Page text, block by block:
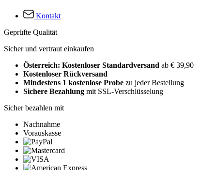
Kontakt
Geprüfte Qualität
Sicher und vertraut einkaufen
Österreich: Kostenloser Standardversand ab € 39,90
Kostenloser Rückversand
Mindestens 1 kostenlose Probe zu jeder Bestellung
Sichere Bezahlung mit SSL-Verschlüsselung
Sicher bezahlen mit
Nachnahme
Vorauskasse